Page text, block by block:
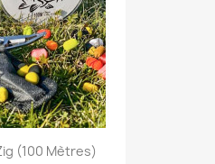
(100 Mètres)